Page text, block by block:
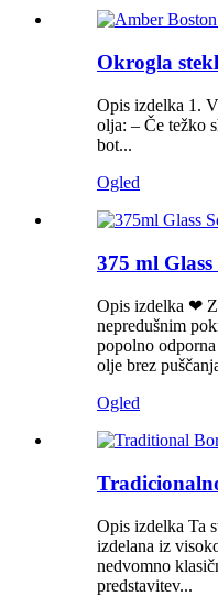
Okrogla
Opis izdelka 1.
olja: – Če težko
bot...
Ogled
375 ml
Opis izdelka ❤
nepredušnim
popolno
olje brez
Ogled
Opis izdelka Ta
izdelana iz
nedvomno
predstavitev...